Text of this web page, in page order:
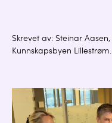
Skrevet av: Steinar
Kunnskapsbyen Lillestrøm.